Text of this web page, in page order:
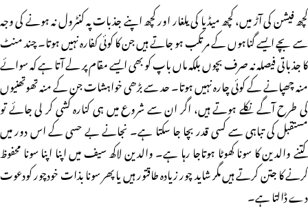
کچھ فیشن کی آڑ میں، کچھ میڈیا کی یلغار اور کچھ اپنے جذبات پہ کنٹرول نہ ہونے کی وجہ
سے بچے ایسے گناہوں کے مرتکب ہو جاتے ہیں جن کا کوئی کفارہ نہیں ہوتا۔ چند منٹ
کا جذباتی فیصلہ نہ صرف بچوں بلکہ ماں باپ کو بھی ایسے مقام پر لے آتا ہے کہ سوائے
منہ چھپانے کے کوئی چارہ نہیں ہوتا۔ حد سے بڑھی خواہشات جن کے منہ تھوتھنیوں
کی طرح آگے نکلے ہوتے ہیں، اگر ان سے شروع میں ہی کنارہ کشی کر لی جائے تو
مستقبل کی تباہی سے کسی قدر بچا جا سکتا ہے۔ نجانے بے حسی کے اس دور میں
کتنے والدین کا سونا کھوٹا ہوتاجا رہا ہے۔ والدین لاکھ سیف میں اپنا اپنا سونا محفوظ
کرنے کا جتن کرتے ہیں مگر شاید چور زیادہ طاقتور ہیں یا پھر سونا بذات خودچور کودعوت
دے ڈالتا ہے۔